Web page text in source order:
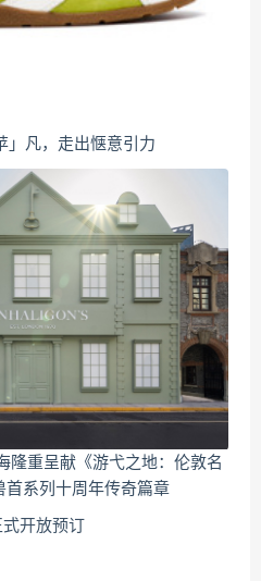
」凡，走出惬意引力
隆重呈献《游弋之地：伦敦名
首系列十周年传奇篇章